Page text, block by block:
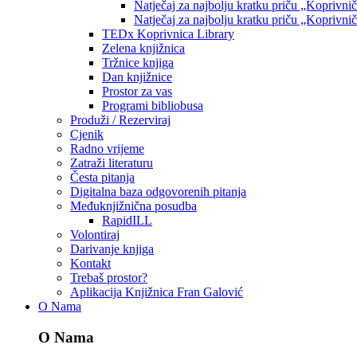
Natječaj za najbolju kratku priču
Natječaj za najbolju kratku priču
TEDx Koprivnica Library
Zelena knjižnica
Tržnice knjiga
Dan knjižnice
Prostor za vas
Programi bibliobusa
Produži / Rezerviraj
Cjenik
Radno vrijeme
Zatraži literaturu
Česta pitanja
Digitalna baza odgovorenih pitanja
Međuknjižnična posudba
RapidILL
Volontiraj
Darivanje knjiga
Kontakt
Trebaš prostor?
Aplikacija Knjižnica Fran Galović
O Nama
O Nama